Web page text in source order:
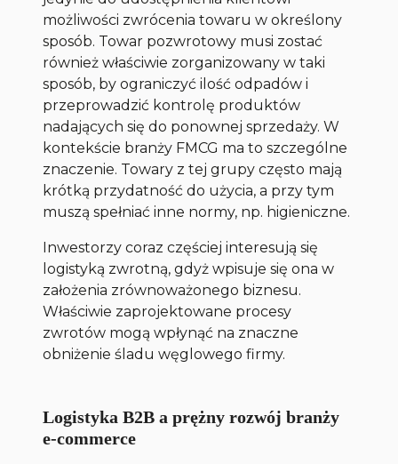
możliwości zwrócenia towaru w określony
sposób. Towar pozwrotowy musi zostać
również właściwie zorganizowany w taki
sposób, by ograniczyć ilość odpadów i
przeprowadzić kontrolę produktów
nadających się do ponownej sprzedaży. W
kontekście branży FMCG ma to szczególne
znaczenie. Towary z tej grupy często mają
krótką przydatność do użycia, a przy tym
muszą spełniać inne normy, np. higieniczne.
Inwestorzy coraz częściej interesują się
logistyką zwrotną, gdyż wpisuje się ona w
założenia zrównoważonego biznesu.
Właściwie zaprojektowane procesy
zwrotów mogą wpłynąć na znaczne
obniżenie śladu węglowego firmy.
Logistyka B2B a prężny rozwój branży
e-commerce